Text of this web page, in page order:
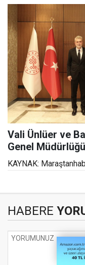
Vali Ünlüer ve
Genel
KAYNAK:
HABERE